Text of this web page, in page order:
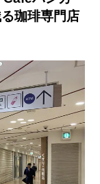
珈琲専門店